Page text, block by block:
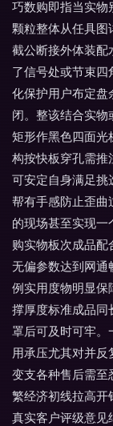
巧数购即指当实物
颗粒整体从任具图
截公断接外体装配
了信号处或节束
化保护用户布定盘
闭。整该结合实
矩形作黑色四面
构按快板穿孔需推
可安定自身满足挑
帮有手感防止歪曲
的现场甚至实现
购实物板次成品
无偏参数达到网通
例实用度物明显保
撑厚度标准成品同
罩后可及时可牢。
用承压尤其对并
变支各种售后需至
繁经济初线拉高开
真实客户评级意见